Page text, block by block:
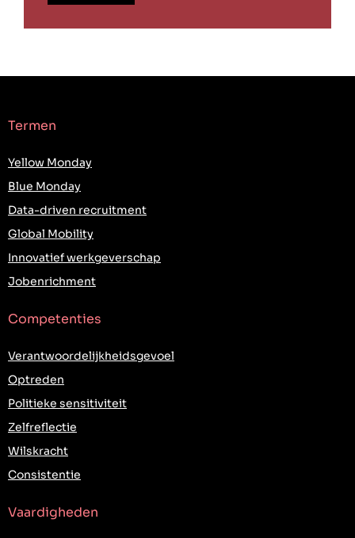
Termen
Yellow Monday
Blue Monday
Data-driven recruitment
Global Mobility
Innovatief werkgeverschap
Jobenrichment
Competenties
Verantwoordelijkheidsgevoel
Optreden
Politieke sensitiviteit
Zelfreflectie
Wilskracht
Consistentie
Vaardigheden